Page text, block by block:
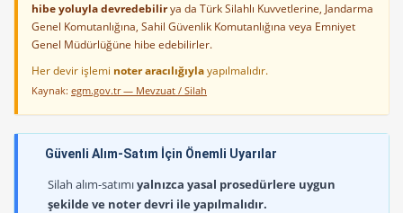
hibe yoluyla devredebilirya da Türk Silahlı Kuvvetlerine, Jandarma
Genel Komutanlığına, Sahil Güvenlik Komutanlığına veya Emniyet
Genel Müdürlüğüne hibe edebilirler.
Her devir işlemi noter aracılığıylayapılmalıdır.
Kaynak: egm.gov.tr — Mevzuat / Silah
Güvenli Alım-Satım İçin Önemli Uyarılar
Silah alım-satımıyalnızca yasal prosedürlere uygun
şekilde ve noter devri ile yapılmalıdır.